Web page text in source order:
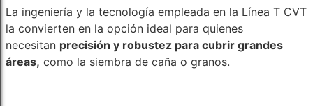
La ingeniería y la tecnología empleada en la Línea T CVT
la convierten en la opción ideal para quienes
necesitan precisión y robustez para cubrir grandes
áreas, como la siembra de caña o granos.